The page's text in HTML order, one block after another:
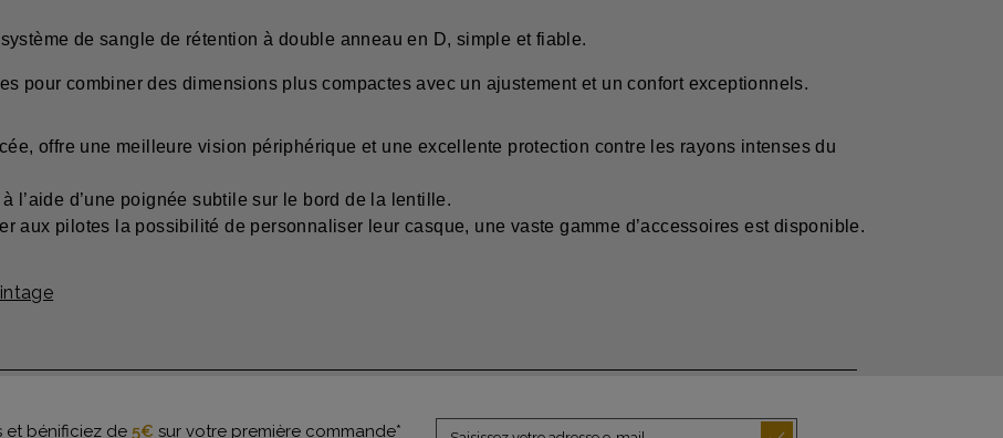
de sangle de rétention à double anneau en D, simple et fiable.
pour combiner des dimensions plus compactes avec un ajustement et un confort exceptionnels.
offre une meilleure vision périphérique et une excellente protection contre les rayons intenses du
l’aide d’une poignée subtile sur le bord de la lentille.
aux pilotes la possibilité de personnaliser leur casque, une vaste gamme d’accessoires est disponible.
et bénificiez de 5€ sur votre première commande*